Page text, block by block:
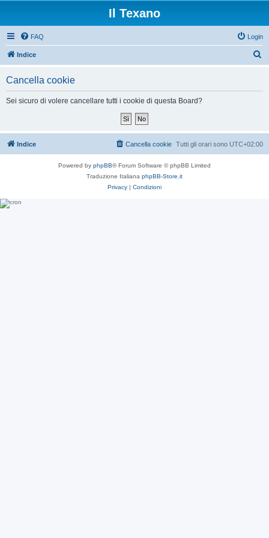
Il Texano
FAQ Login
Indice
Cancella cookie
Sei sicuro di volere cancellare tutti i cookie di questa Board?
Indice Tutti gli orari sono UTC+02:00
Cancella cookie
Powered by phpBB® Forum Software © phpBB Limited
Traduzione Italiana phpBB-Store.it
Privacy | Condizioni